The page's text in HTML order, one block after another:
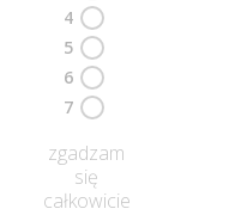
4
5
6
7
zgadzam
się
całkowicie